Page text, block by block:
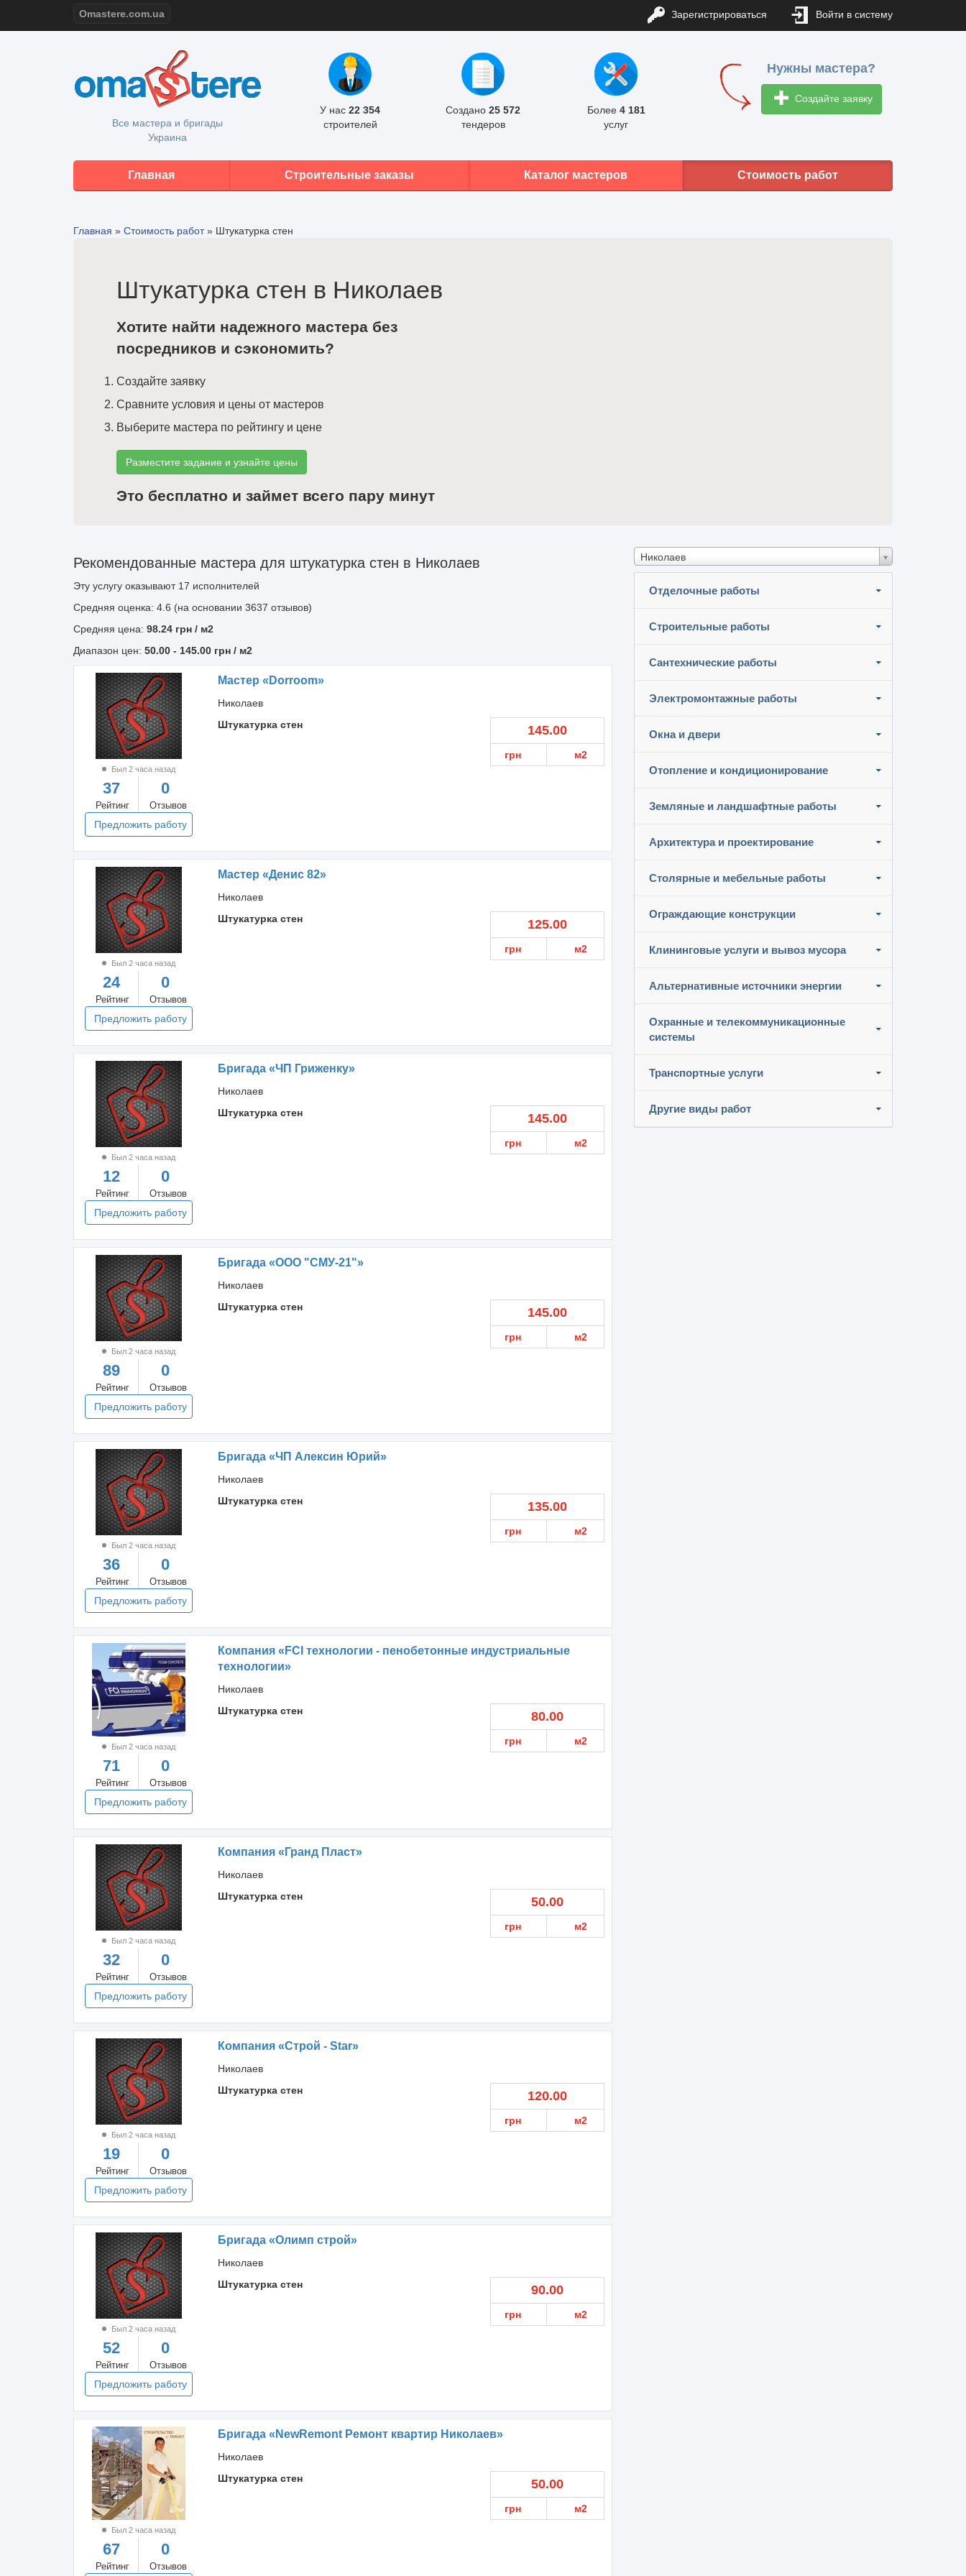
Omastere.com.ua Зарегистрироваться Войти в систему
Все мастера и бригады
Украина
У нас 22 354
строителей
Создано 25 572
тендеров
Более 4 181
услуг
Нужны мастера?
Создайте заявку
Главная Строительные заказы Каталог мастеров Стоимость работ
Главная » Стоимость работ» Штукатурка стен
Штукатурка стен в Николаев
Хотите найти надежного мастера без
посредников и сэкономить?
Создайте заявку
Сравните условия и цены от мастеров
Выберите мастера по рейтингу и цене
Разместите задание и узнайте цены
Это бесплатно и займет всего пару минут
Николаев
Отделочные работы
Строительные работы
Сантехнические работы
Электромонтажные работы
Окна и двери
Отопление и кондиционирование
Земляные и ландшафтные работы
Архитектура и проектирование
Столярные и мебельные работы
Ограждающие конструкции
Клининговые услуги и вывоз мусора
Альтернативные источники энергии
Охранные и телекоммуникационные
системы
Транспортные услуги
Другие виды работ
Рекомендованные мастера для штукатурка стен в Николаев
Эту услугу оказывают 17 исполнителей
Средняя оценка: 4.6 (на основании 3637 отзывов)
Средняя цена: 98.24 грн / м2
Диапазон цен: 50.00 - 145.00 грн / м2
Был 2 часа назад
37
Рейтинг
0
Отзывов
Предложить работу
Мастер «Dorroom»
Николаев
Штукатурка стен
145.00
грн м2
Был 2 часа назад
24
Рейтинг
0
Отзывов
Предложить работу
Мастер «Денис 82»
Николаев
Штукатурка стен
125.00
грн м2
Был 2 часа назад
12
Рейтинг
0
Отзывов
Предложить работу
Бригада «ЧП Гриженку»
Николаев
Штукатурка стен
145.00
грн м2
Был 2 часа назад
89
Рейтинг
0
Отзывов
Предложить работу
Бригада «ООО "СМУ-21"»
Николаев
Штукатурка стен
145.00
грн м2
Был 2 часа назад
36
Рейтинг
0
Отзывов
Предложить работу
Бригада «ЧП Алексин Юрий»
Николаев
Штукатурка стен
135.00
грн м2
Был 2 часа назад
71
Рейтинг
0
Отзывов
Предложить работу
Компания «FCI технологии - пенобетонные индустриальные
технологии»
Николаев
Штукатурка стен
80.00
грн м2
Был 2 часа назад
32
Рейтинг
0
Отзывов
Предложить работу
Компания «Гранд Пласт»
Николаев
Штукатурка стен
50.00
грн м2
Был 2 часа назад
19
Рейтинг
0
Отзывов
Предложить работу
Компания «Строй - Star»
Николаев
Штукатурка стен
120.00
грн м2
Был 2 часа назад
52
Рейтинг
0
Отзывов
Предложить работу
Бригада «Олимп строй»
Николаев
Штукатурка стен
90.00
грн м2
Был 2 часа назад
67
Рейтинг
0
Отзывов
Бригада «NewRemont Ремонт квартир Николаев»
Николаев
Штукатурка стен
50.00
грн м2